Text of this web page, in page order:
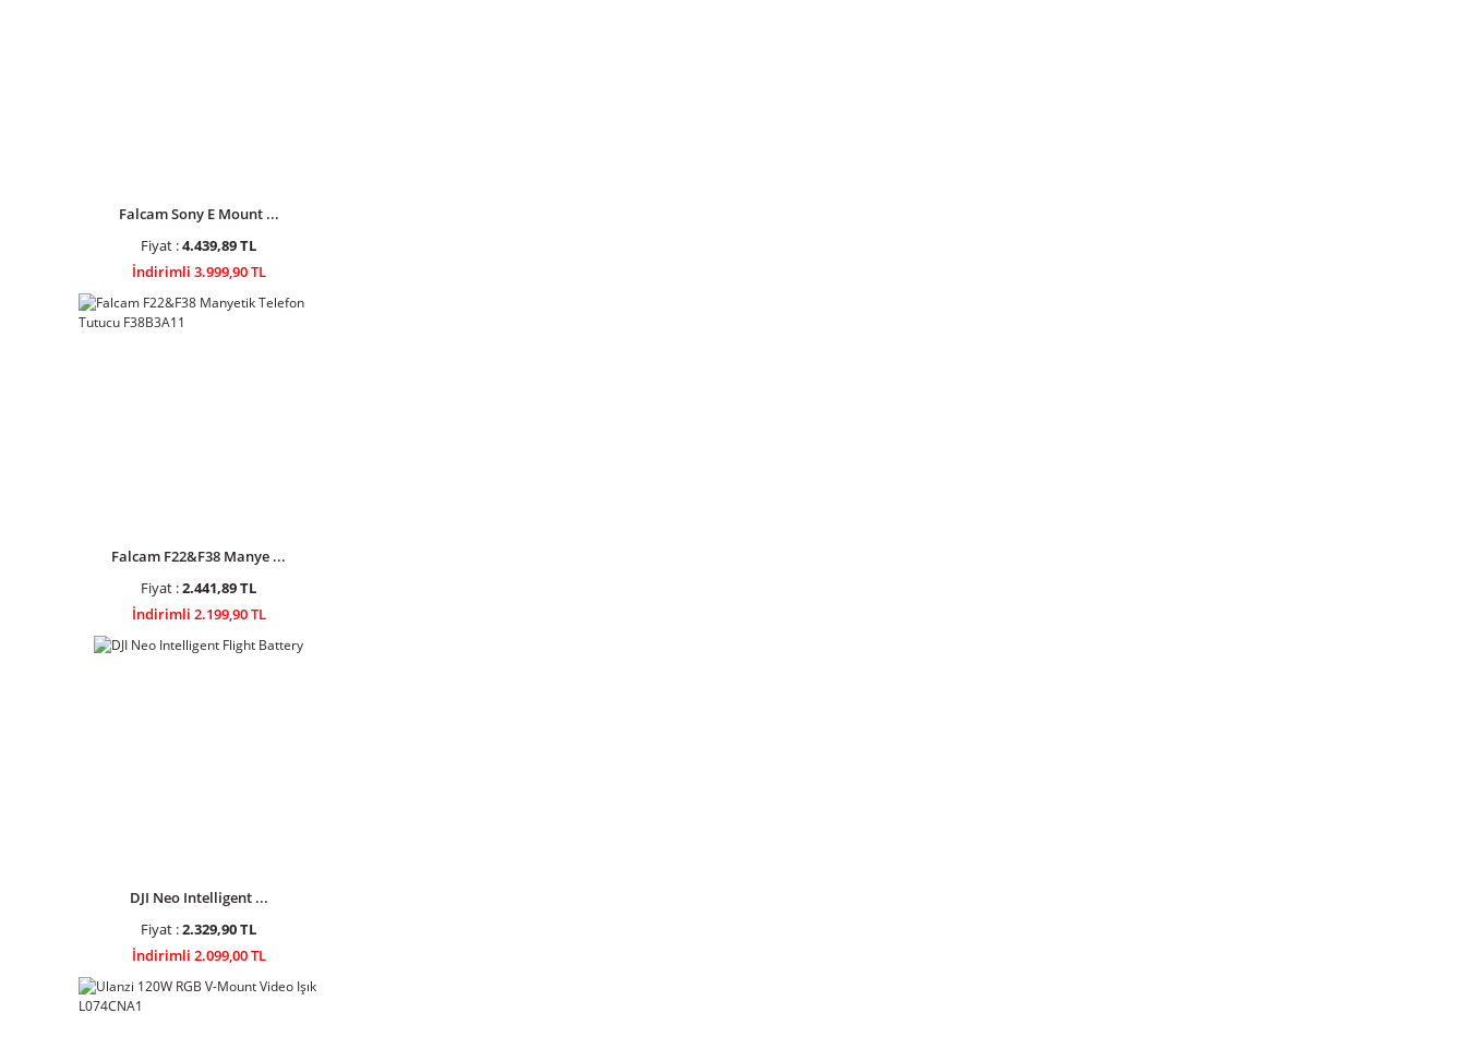
Falcam Sony E Mount ...
Fiyat :4.439,89 TL
İndirimli 3.999,90 TL
Falcam F22&F38 Manye ...
Fiyat :2.441,89 TL
İndirimli 2.199,90 TL
DJI Neo Intelligent ...
Fiyat :2.329,90 TL
İndirimli 2.099,00 TL